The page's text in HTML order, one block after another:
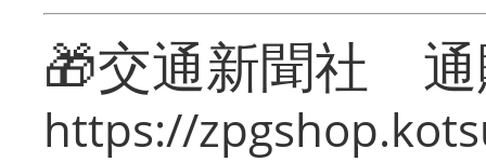
🎁交通新聞社
https://